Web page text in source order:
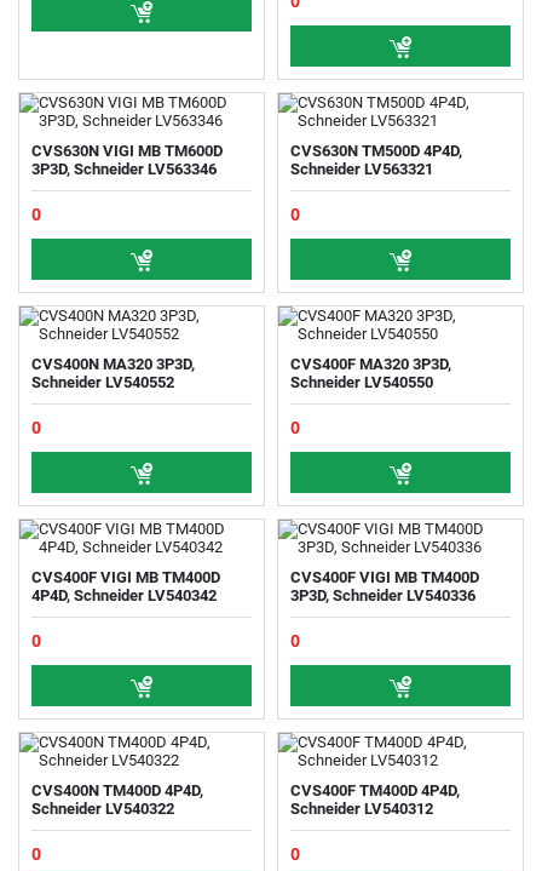
CVS630N VIGI MB TM600D
3P3D, Schneider LV563346
0
CVS630N TM500D 4P4D,
Schneider LV563321
0
CVS400N MA320 3P3D,
Schneider LV540552
0
CVS400F MA320 3P3D,
Schneider LV540550
0
CVS400F VIGI MB TM400D
4P4D, Schneider LV540342
0
CVS400F VIGI MB TM400D
3P3D, Schneider LV540336
0
CVS400N TM400D 4P4D,
Schneider LV540322
0
CVS400F TM400D 4P4D,
Schneider LV540312
0